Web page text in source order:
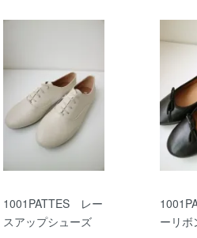
1001PATTES レー
スアップシューズ
ーリボ